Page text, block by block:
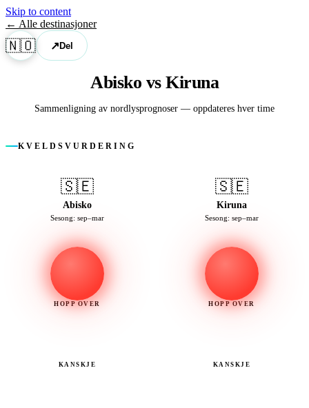
Skip to content
← Alle destinasjoner
🇳🇴 ↗Del
Abisko vs Kiruna
Sammenligning av nordlysprognoser — oppdateres hver time
KVELDSVURDERING
🇸🇪
Abisko
Sesong: sep–mar
HOPP OVER
KANSKJE
🇸🇪
Kiruna
Sesong: sep–mar
HOPP OVER
KANSKJE